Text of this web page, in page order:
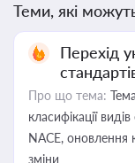
Теми, які
Перехід
Про що тема:
класифікації
NACE, оновлення
зміни